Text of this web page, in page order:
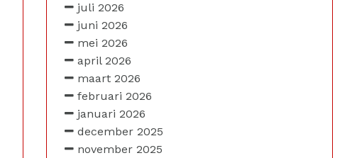
juli 2026
juni 2026
mei 2026
april 2026
maart 2026
februari 2026
januari 2026
december 2025
november 2025